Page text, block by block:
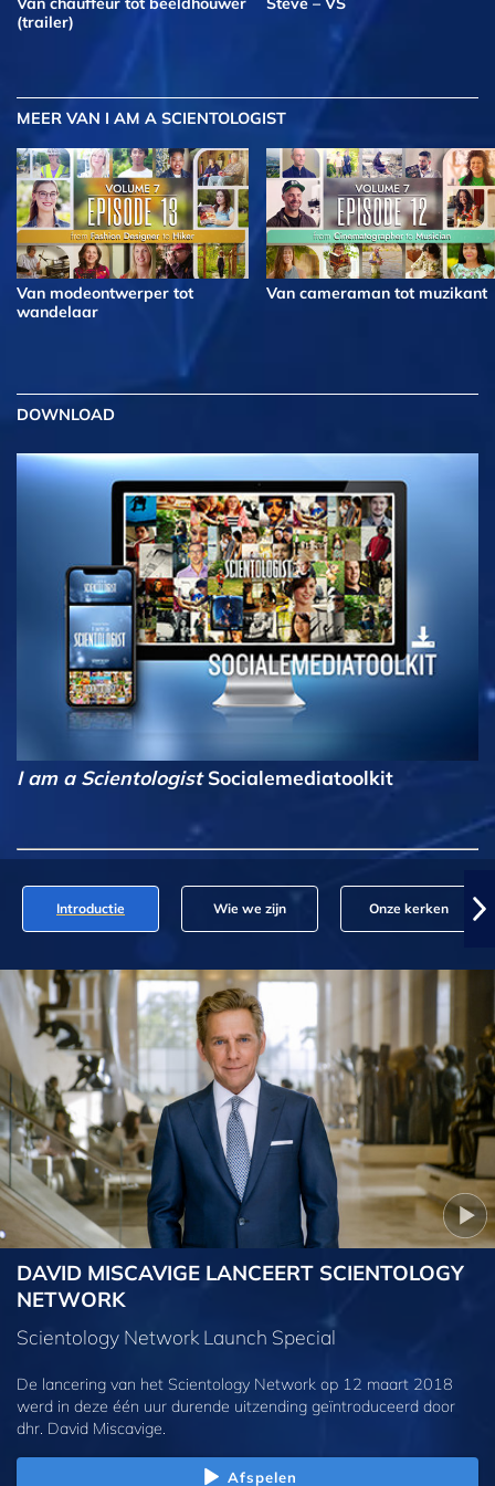
(trailer)
MEER VAN I AM A SCIENTOLOGIST
Van modeontwerper tot
wandelaar
Van cameraman tot muzikant
DOWNLOAD
I am a ScientologistSocialemediatoolkit
Introductie Wie we zijn Onze kerken
DAVID MISCAVIGE LANCEERT SCIENTOLOGY
NETWORK
Scientology Network Launch Special
De lancering van het Scientology Network op 12 maart 2018
werd in deze één uur durende uitzending geïntroduceerd door
dhr. David Miscavige.
Afspelen